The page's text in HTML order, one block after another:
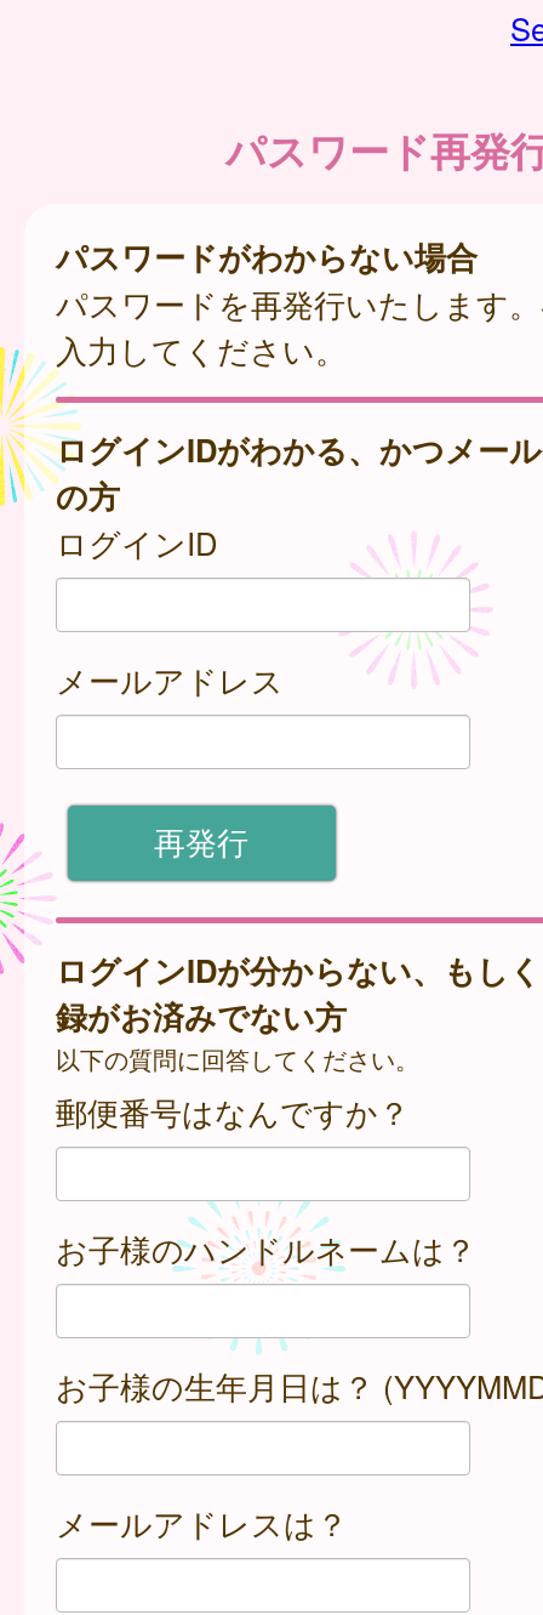
パスワード再発
パスワードがわからない場合
パスワードを再発行いたします
入力してください。
ログインIDがわかる、かつメー
の方
ログインID
メールアドレス
ログインIDが分からない、もし
録がお済みでない方
以下の質問に回答してください。
郵便番号はなんですか？
お子様のハンドルネームは？
お子様の生年月日は？
メールアドレスは？